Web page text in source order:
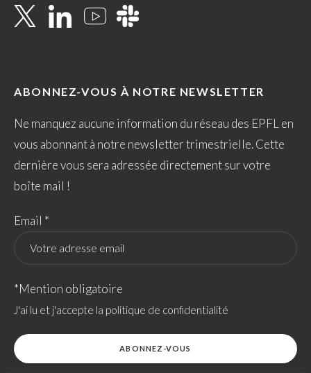
ABONNEZ-VOUS À NOTRE NEWSLETTER
Ne manquez aucune information du réseau des EPFL en
vous abonnant à notre newsletter trimestrielle. Cette
dernière vous sera adressée directement sur votre
boîte mail !
Email *
*Mention obligatoire
J'ai lu et j'accepte la politique de confidentialité